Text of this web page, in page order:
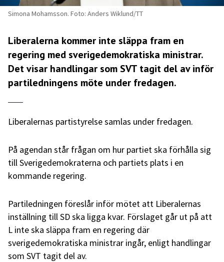
Simona Mohamsson. Foto: Anders Wiklund/TT
Liberalerna kommer inte släppa fram en
regering med sverigedemokratiska ministrar.
Det visar handlingar som SVT tagit del av inför
partiledningens möte under fredagen.
Liberalernas partistyrelse samlas under fredagen.
På agendan står frågan om hur partiet ska förhålla sig
till Sverigedemokraterna och partiets plats i en
kommande regering.
Partiledningen föreslår inför mötet att Liberalernas
inställning till SD ska ligga kvar. Förslaget går ut på att
L inte ska släppa fram en regering där
sverigedemokratiska ministrar ingår, enligt handlingar
som SVT tagit del av.